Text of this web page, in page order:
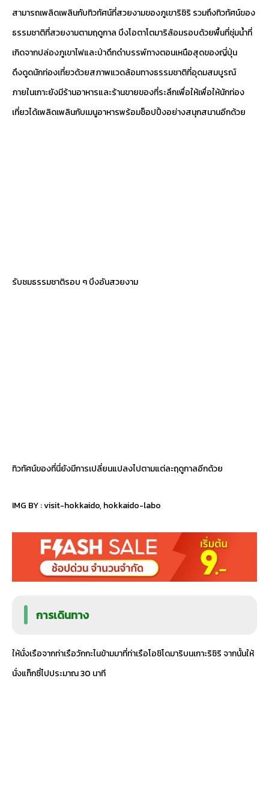
สามารถเพลิดเพลินกับทิวทัศน์ที่สวยงามของภูเขาริชิริ รวมถึงทิวทัศน์ของ
ธรรมชาติที่สวยงามตามฤดูกาล บึงโอตาโตมาริล้อมรอบด้วยพื้นที่ชุ่มน้ำที่
เกิดจากปล่องภูเขาไฟและป่าดึกดำบรรพ์ทางตอนเหนือสุดของญี่ปุ่น
ดึงดูดนักท่องเที่ยวด้วยสภาพแวดล้อมทางธรรมชาติที่อุดมสมบูรณ์
ภายในเกาะยังมีร้านอาหารและร้านขายของที่ระลึกเพื่อให้เพื่อให้นักท่อง
เที่ยวได้เพลิดเพลินกับเมนูอาหารพร้อมช็อปปิ้งอย่างสนุกสนานอีกด้วย
รับชมธรรมชาติรอบ ๆ บึงอันสวยงาม
ทิวทัศน์ของที่นี่ยังมีการเปลี่ยนแปลงไปตามแต่ละฤดูกาลอีกด้วย
IMG BY :visit-hokkaido,hokkaido-labo
การเดินทาง
ให้นั่งเรือจากท่าเรือวักกะไนข้ามมาที่ท่าเรือโอชิโดมาริบนเกาะริชิริ จากนั้นให้
นั่งแท็กซี่ไปประมาณ 30 นาที